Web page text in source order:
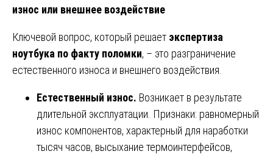
износ или внешнее воздействие
Ключевой вопрос, который решает экспертиза
ноутбука по факту поломки, – это разграничение
естественного износа и внешнего воздействия.
Естественный износ. Возникает в результате
длительной эксплуатации. Признаки: равномерный
износ компонентов, характерный для наработки
тысяч часов, высыхание термоинтерфейсов,